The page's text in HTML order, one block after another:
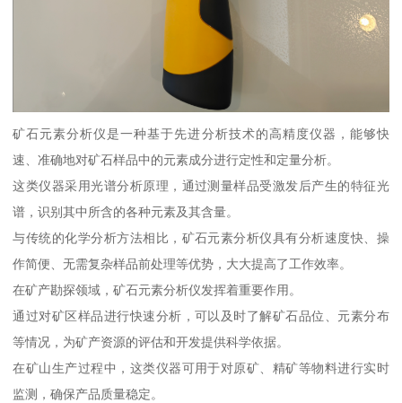
矿石元素分析仪是一种基于先进分析技术的高精度仪器，能够快
速、准确地对矿石样品中的元素成分进行定性和定量分析。
这类仪器采用光谱分析原理，通过测量样品受激发后产生的特征光
谱，识别其中所含的各种元素及其含量。
与传统的化学分析方法相比，矿石元素分析仪具有分析速度快、操
作简便、无需复杂样品前处理等优势，大大提高了工作效率。
在矿产勘探领域，矿石元素分析仪发挥着重要作用。
通过对矿区样品进行快速分析，可以及时了解矿石品位、元素分布
等情况，为矿产资源的评估和开发提供科学依据。
在矿山生产过程中，这类仪器可用于对原矿、精矿等物料进行实时
监测，确保产品质量稳定。